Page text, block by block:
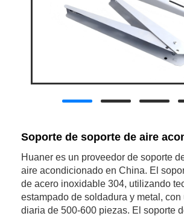
Soporte de soporte de aire
Huaner es un proveedor de soporte
aire acondicionado en China. El
de acero inoxidable 304, utilizando
estampado de soldadura y metal, con
diaria de 500-600 piezas. El soporte